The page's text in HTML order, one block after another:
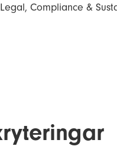
Compliance &